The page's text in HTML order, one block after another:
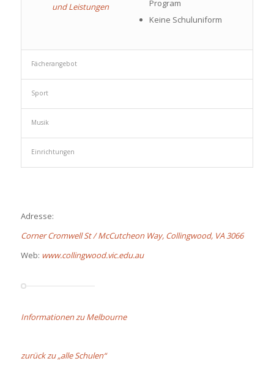
und Leistungen
Program
Keine Schuluniform
Fächerangebot
Sport
Musik
Einrichtungen
Adresse:
Corner Cromwell St / McCutcheon Way, Collingwood, VA 3066
Web: www.collingwood.vic.edu.au
Informationen zu Melbourne
zurück zu „alle Schulen“